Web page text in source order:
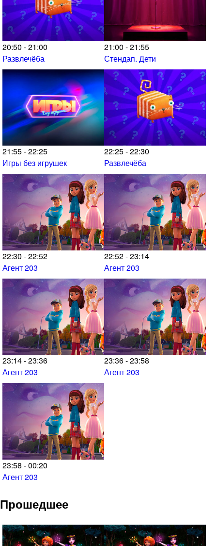
20:50 - 21:00
Развлечёба
21:00 - 21:55
Стендап. Дети
21:55 - 22:25
Игры без игрушек
22:25 - 22:30
Развлечёба
22:30 - 22:52
Агент 203
22:52 - 23:14
Агент 203
23:14 - 23:36
Агент 203
23:36 - 23:58
Агент 203
23:58 - 00:20
Агент 203
Прошедшее